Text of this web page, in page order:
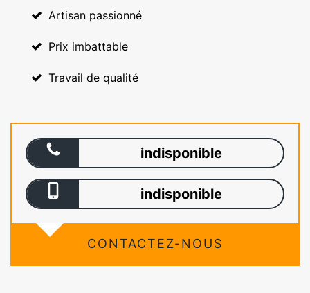
Artisan passionné
Prix imbattable
Travail de qualité
indisponible
indisponible
CONTACTEZ-NOUS